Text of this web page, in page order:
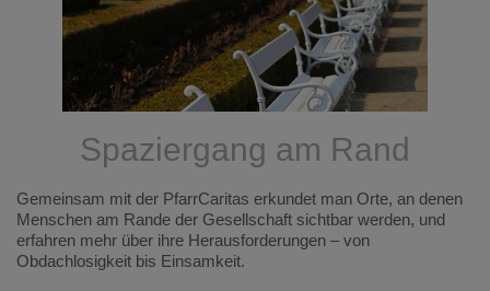
Spaziergang am Rand
Gemeinsam mit der PfarrCaritas erkundet man Orte, an denen
Menschen am Rande der Gesellschaft sichtbar werden, und
erfahren mehr über ihre Herausforderungen – von
Obdachlosigkeit bis Einsamkeit.